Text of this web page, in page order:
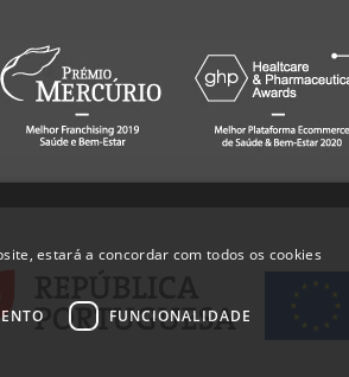
estará a concordar com todos os cookies
FUNCIONALIDADE